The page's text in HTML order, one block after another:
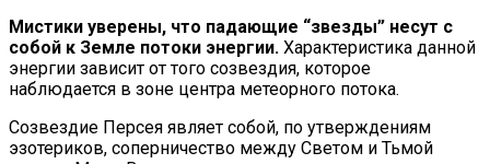
Мистики уверены, что падающие “звезды” несут с
собой к Земле потоки энергии. Характеристика данной
энергии зависит от того созвездия, которое
наблюдается в зоне центра метеорного потока.
Созвездие Персея являет собой, по утверждениям
эзотериков, соперничество между Светом и Тьмой